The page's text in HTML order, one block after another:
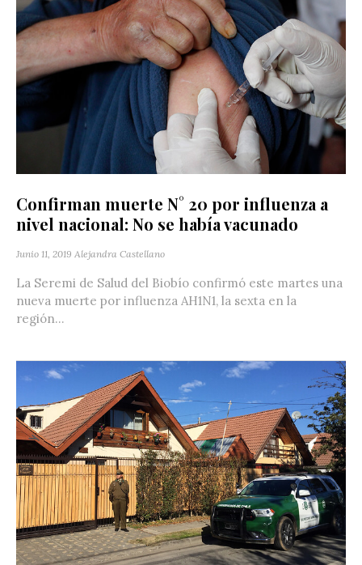
Confirman muerte N° 20 por influenza a
nivel nacional: No se había vacunado
Junio 11, 2019 Alejandra Castellano
La Seremi de Salud del Biobío confirmó este martes una
nueva muerte por influenza AH1N1, la sexta en la
región...